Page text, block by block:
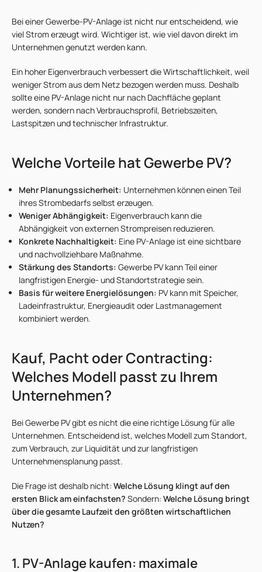
Bei einer Gewerbe-PV-Anlage ist nicht nur entscheidend, wie
viel Strom erzeugt wird. Wichtiger ist, wie viel davon direkt im
Unternehmen genutzt werden kann.
Ein hoher Eigenverbrauch verbessert die Wirtschaftlichkeit, weil
weniger Strom aus dem Netz bezogen werden muss. Deshalb
sollte eine PV-Anlage nicht nur nach Dachfläche geplant
werden, sondern nach Verbrauchsprofil, Betriebszeiten,
Lastspitzen und technischer Infrastruktur.
Welche Vorteile hat Gewerbe PV?
Mehr Planungssicherheit: Unternehmen können einen Teil
ihres Strombedarfs selbst erzeugen.
Weniger Abhängigkeit: Eigenverbrauch kann die
Abhängigkeit von externen Strompreisen reduzieren.
Konkrete Nachhaltigkeit: Eine PV-Anlage ist eine sichtbare
und nachvollziehbare Maßnahme.
Stärkung des Standorts: Gewerbe PV kann Teil einer
langfristigen Energie- und Standortstrategie sein.
Basis für weitere Energielösungen: PV kann mit Speicher,
Ladeinfrastruktur, Energieaudit oder Lastmanagement
kombiniert werden.
Kauf, Pacht oder Contracting:
Welches Modell passt zu Ihrem
Unternehmen?
Bei Gewerbe PV gibt es nicht die eine richtige Lösung für alle
Unternehmen. Entscheidend ist, welches Modell zum Standort,
zum Verbrauch, zur Liquidität und zur langfristigen
Unternehmensplanung passt.
Die Frage ist deshalb nicht: Welche Lösung klingt auf den
ersten Blick am einfachsten? Sondern: Welche Lösung bringt
über die gesamte Laufzeit den größten wirtschaftlichen
Nutzen?
1. PV-Anlage kaufen: maximale